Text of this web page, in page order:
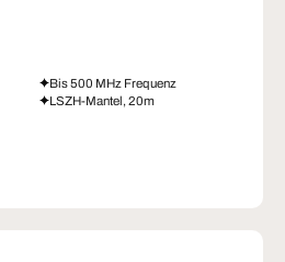
Bis 500 MHz Frequenz
LSZH-Mantel, 20m